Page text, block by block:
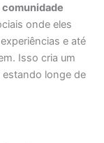
comunidade
onde eles
e até
Isso cria um
longe de